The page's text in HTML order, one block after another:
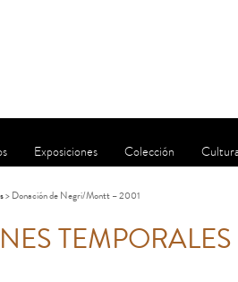
Exposiciones Colección
> Donación de Negri/Montt – 2001
TEMPORALES